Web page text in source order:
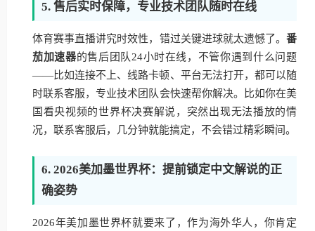
5. 售后实时保障，专业技术团队随时在线
体育赛事直播讲究时效性，错过关键进球就太遗憾了。 番
茄加速器的售后团队24小时在线，不管你遇到什么问题
——比如连接不上、线路卡顿、平台无法打开，都可以随
时联系客服，专业技术团队会快速帮你解决。比如你在美
国看央视频的世界杯决赛解说，突然出现无法播放的情
况，联系客服后，几分钟就能搞定，不会错过精彩瞬间。
6. 2026美加墨世界杯：提前锁定中文解说的正
确姿势
2026年美加墨世界杯就要来了，作为海外华人，你肯定